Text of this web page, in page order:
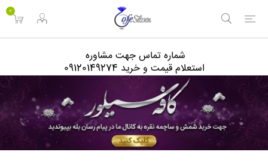
0
شماره تماس جهت مشاوره
استعلام قیمت و خرید 09120149274